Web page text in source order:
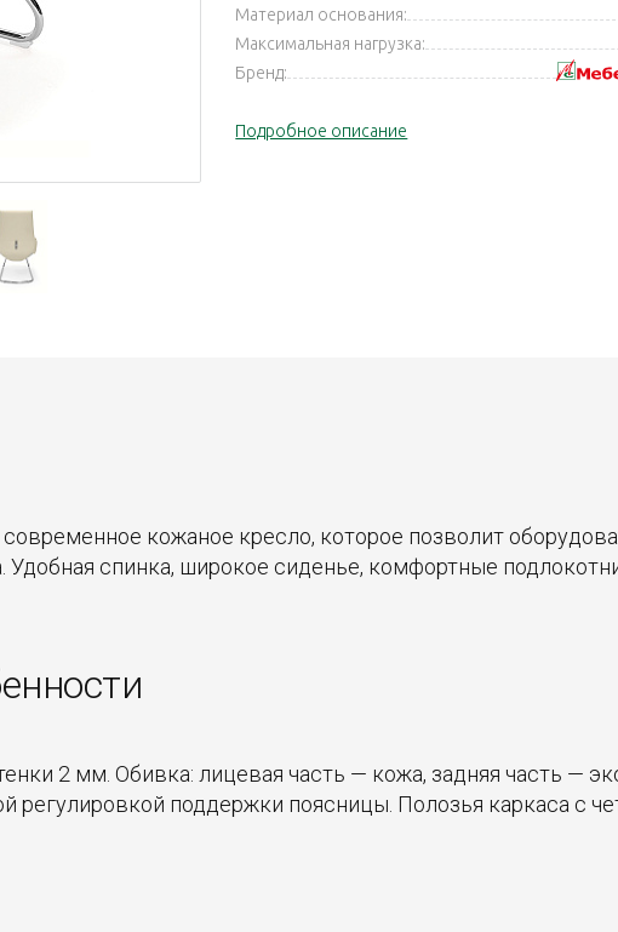
Материал основания:
Максимальная нагрузка:
Бренд:
Подробное описание
кожаное кресло, которое позволит
спинка, широкое сиденье, комфортные
2 мм. Обивка: лицевая часть — кожа, задняя часть —
регулировкой поддержки поясницы. Полозья каркаса с